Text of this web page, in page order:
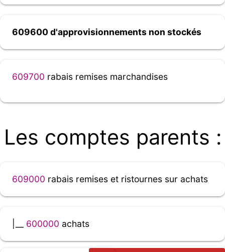
609600 d'approvisionnements non stockés
609700 rabais remises marchandises
Les comptes parents :
609000 rabais remises et ristournes sur achats
600000 achats